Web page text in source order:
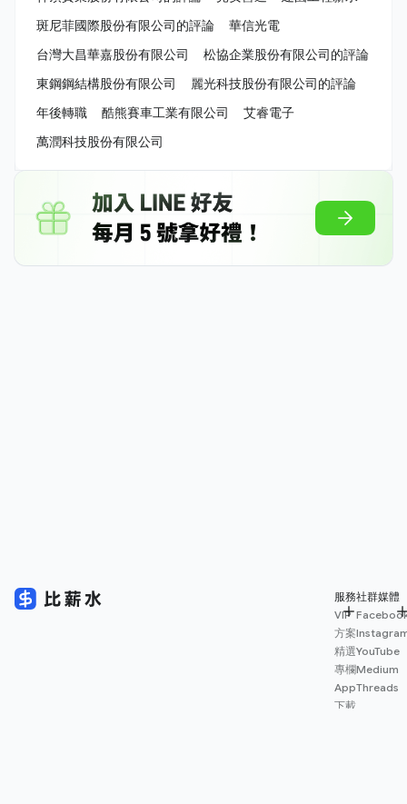
斑尼菲國際股份有限公司的評論
華信光電
台灣大昌華嘉股份有限公司
松協企業股份有限公司的評論
東鋼鋼結構股份有限公司
麗光科技股份有限公司的評論
年後轉職
酷熊賽車工業有限公司
艾睿電子
萬潤科技股份有限公司
服務
VIP
方案
精選
專欄
App
下載
社群媒體
YouTube
Medium
Threads